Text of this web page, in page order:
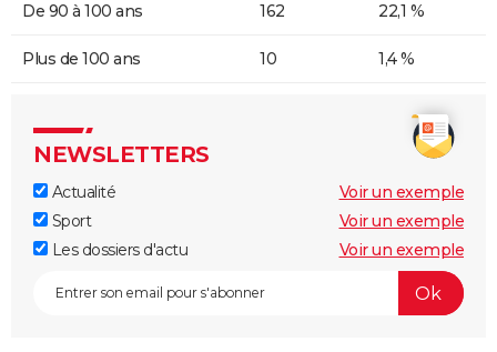
De 90 à 100 ans 162 22,1 %
Plus de 100 ans 10 1,4 %
NEWSLETTERS
Actualité
Voir un exemple
Sport
Voir un exemple
Les dossiers d'actu
Voir un exemple